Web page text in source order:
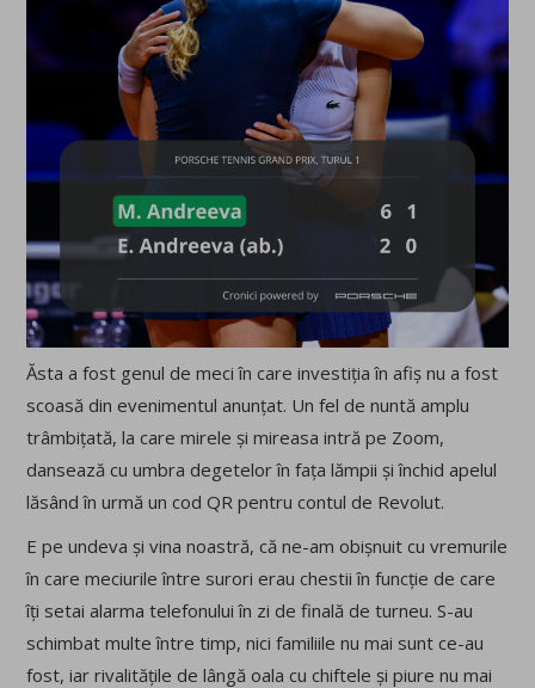
Ăsta a fost genul de meci în care investiția în afiș nu a fost
scoasă din evenimentul anunțat. Un fel de nuntă amplu
trâmbițată, la care mirele și mireasa intră pe Zoom,
dansează cu umbra degetelor în fața lămpii și închid apelul
lăsând în urmă un cod QR pentru contul de Revolut.
E pe undeva și vina noastră, că ne-am obișnuit cu vremurile
în care meciurile între surori erau chestii în funcție de care
îți setai alarma telefonului în zi de finală de turneu. S-au
schimbat multe între timp, nici familiile nu mai sunt ce-au
fost, iar rivalitățile de lângă oala cu chiftele și piure nu mai